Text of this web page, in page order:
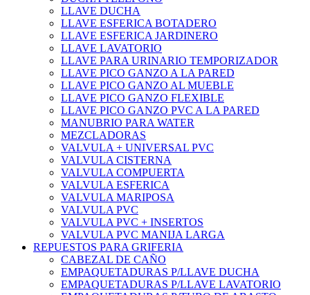
LLAVE DUCHA
LLAVE ESFERICA BOTADERO
LLAVE ESFERICA JARDINERO
LLAVE LAVATORIO
LLAVE PARA URINARIO TEMPORIZADOR
LLAVE PICO GANZO A LA PARED
LLAVE PICO GANZO AL MUEBLE
LLAVE PICO GANZO FLEXIBLE
LLAVE PICO GANZO PVC A LA PARED
MANUBRIO PARA WATER
MEZCLADORAS
VALVULA + UNIVERSAL PVC
VALVULA CISTERNA
VALVULA COMPUERTA
VALVULA ESFERICA
VALVULA MARIPOSA
VALVULA PVC
VALVULA PVC + INSERTOS
VALVULA PVC MANIJA LARGA
REPUESTOS PARA GRIFERIA
CABEZAL DE CAÑO
EMPAQUETADURAS P/LLAVE DUCHA
EMPAQUETADURAS P/LLAVE LAVATORIO